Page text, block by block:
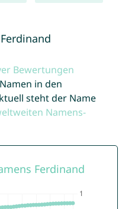
Bewertungen
in den
steht der Name
Namens-